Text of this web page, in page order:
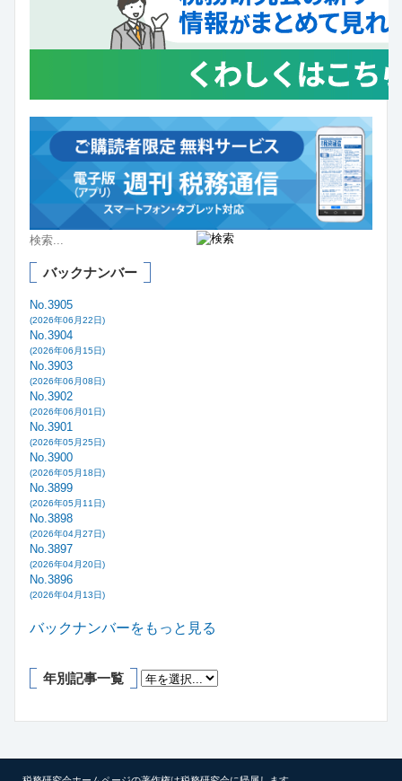
バックナンバー
No.3905
(2026年06月22日)
No.3904
(2026年06月15日)
No.3903
(2026年06月08日)
No.3902
(2026年06月01日)
No.3901
(2026年05月25日)
No.3900
(2026年05月18日)
No.3899
(2026年05月11日)
No.3898
(2026年04月27日)
No.3897
(2026年04月20日)
No.3896
(2026年04月13日)
バックナンバーをもっと見る
年別記事一覧